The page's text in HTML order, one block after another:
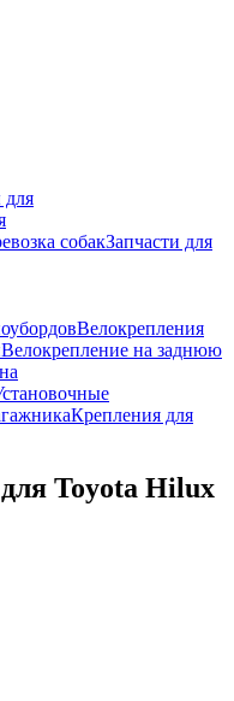
для
собакЗапчасти для
Велокрепления
Велокрепление на заднюю
Крепления для
Toyota Hilux